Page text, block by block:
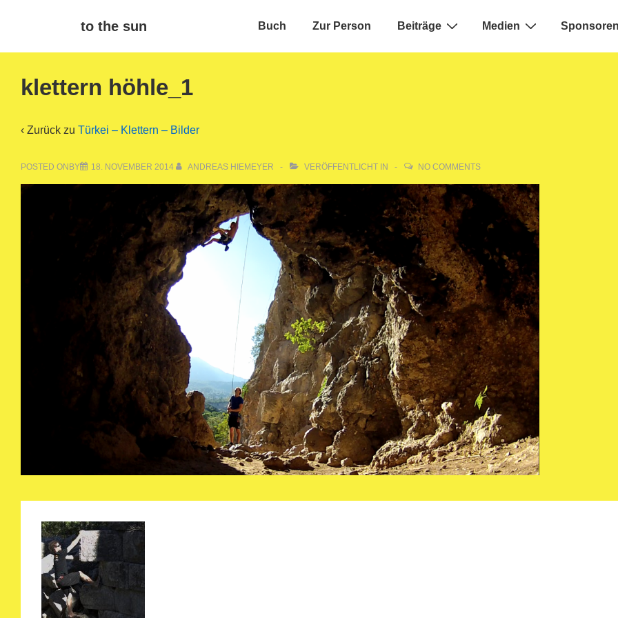
to the sun
Main
Buch Zur Person Beiträge Medien
klettern höhle_1
‹ Zurück zu Türkei – Klettern – Bilder
POSTED ONBY 18. NOVEMBER 2014 ANDREAS HIEMEYER VERÖFFENTLICHT IN NO COMMENTS